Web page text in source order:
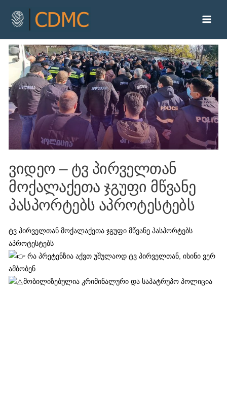
ვიდეო – ტვ პირველთან
მოქალაქეთა ჯგუფი მწვანე
პასპორტებს აპროტესტებს
ტვ პირველთან მოქალაქეთა ჯგუფი მწვანე პასპორტებს
აპროტესტებს
რა პრეტენზია აქვთ უშულაოდ ტვ პირველთან, ისინი ვერ
ამბობენ
მობილიზებულია კრიმინალური და საპატრუპო პოლიცია